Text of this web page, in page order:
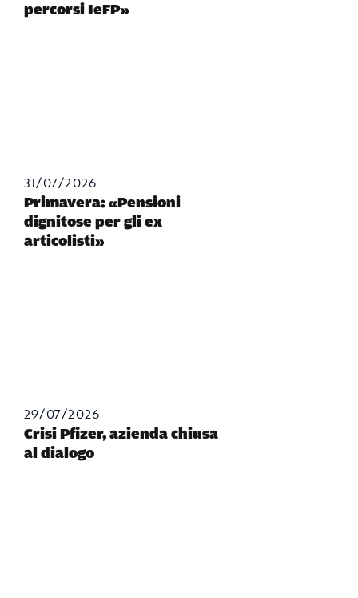
percorsi IeFP»
31/07/2026
Primavera: «Pensioni
dignitose per gli ex
articolisti»
29/07/2026
Crisi Pfizer, azienda chiusa
al dialogo